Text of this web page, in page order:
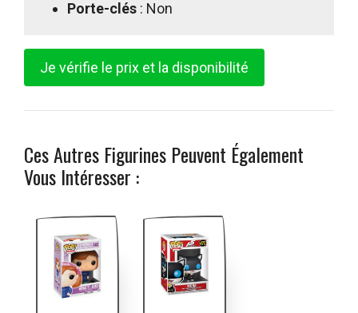
Porte-clés : Non
Je vérifie le prix et la disponibilité
Ces Autres Figurines Peuvent Également
Vous Intéresser :